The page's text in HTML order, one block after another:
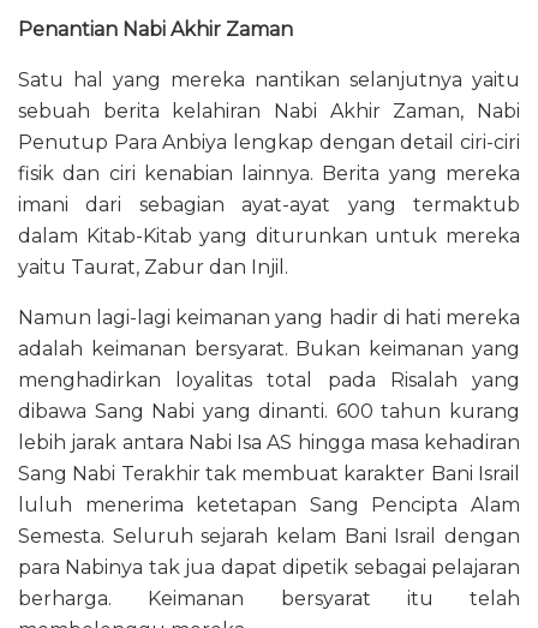
Penantian Nabi Akhir Zaman
Satu hal yang mereka nantikan selanjutnya yaitu
sebuah berita kelahiran Nabi Akhir Zaman, Nabi
Penutup Para Anbiya lengkap dengan detail ciri-ciri
fisik dan ciri kenabian lainnya. Berita yang mereka
imani dari sebagian ayat-ayat yang termaktub
dalam Kitab-Kitab yang diturunkan untuk mereka
yaitu Taurat, Zabur dan Injil.
Namun lagi-lagi keimanan yang hadir di hati mereka
adalah keimanan bersyarat. Bukan keimanan yang
menghadirkan loyalitas total pada Risalah yang
dibawa Sang Nabi yang dinanti. 600 tahun kurang
lebih jarak antara Nabi Isa AS hingga masa kehadiran
Sang Nabi Terakhir tak membuat karakter Bani Israil
luluh menerima ketetapan Sang Pencipta Alam
Semesta. Seluruh sejarah kelam Bani Israil dengan
para Nabinya tak jua dapat dipetik sebagai pelajaran
berharga. Keimanan bersyarat itu telah